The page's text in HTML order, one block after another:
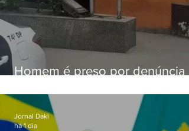
Homem é preso por denúncia
Alcântara
Jornal Daki
há 1 dia